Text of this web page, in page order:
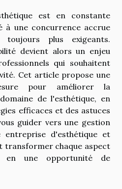
est en constante
à une concurrence accrue
plus exigeants.
devient alors un enjeu
qui souhaitent
Cet article propose une
pour améliorer la
de l'esthétique, en
efficaces et des astuces
guider vers une gestion
entreprise d'esthétique et
transformer chaque aspect
en une opportunité de